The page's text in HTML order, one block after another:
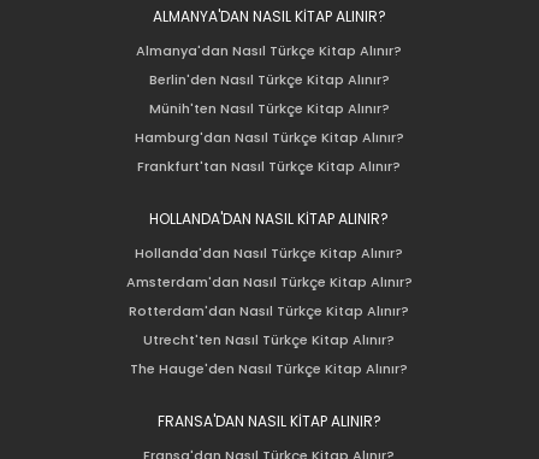
ALMANYA'DAN NASIL KİTAP ALINIR?
Almanya'dan Nasıl Türkçe Kitap Alınır?
Berlin'den Nasıl Türkçe Kitap Alınır?
Münih'ten Nasıl Türkçe Kitap Alınır?
Hamburg'dan Nasıl Türkçe Kitap Alınır?
Frankfurt'tan Nasıl Türkçe Kitap Alınır?
HOLLANDA'DAN NASIL KİTAP ALINIR?
Hollanda'dan Nasıl Türkçe Kitap Alınır?
Amsterdam'dan Nasıl Türkçe Kitap Alınır?
Rotterdam'dan Nasıl Türkçe Kitap Alınır?
Utrecht'ten Nasıl Türkçe Kitap Alınır?
The Hauge'den Nasıl Türkçe Kitap Alınır?
FRANSA'DAN NASIL KİTAP ALINIR?